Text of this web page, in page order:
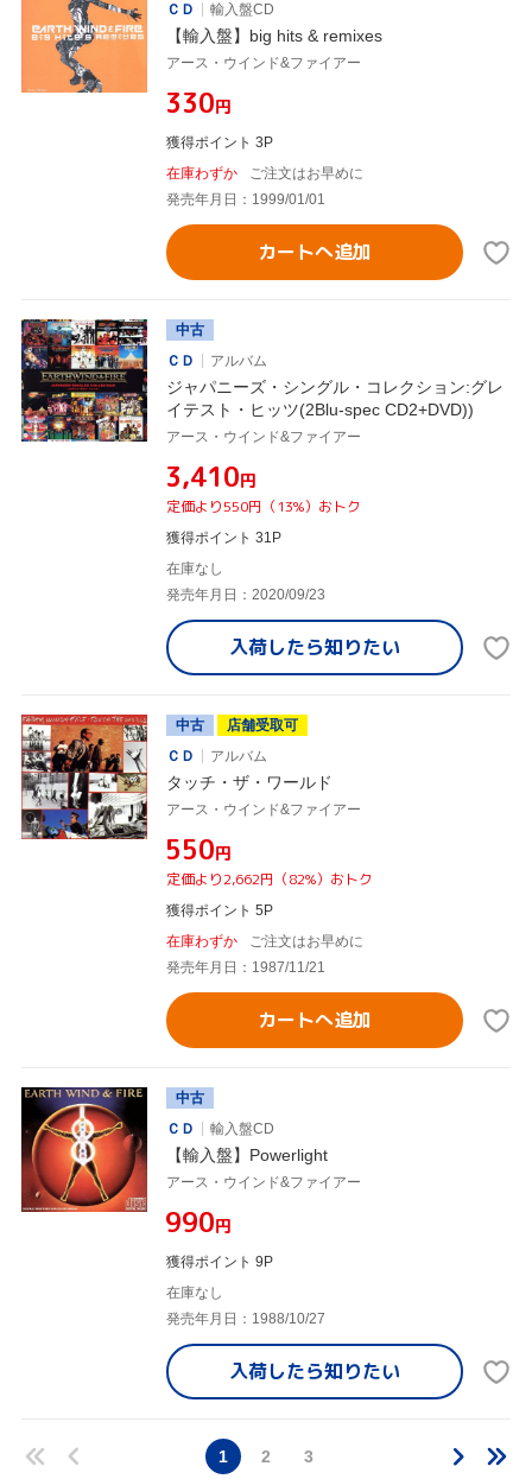
ＣＤ
輸入盤CD
【輸入盤】big hits & remixes
アース・ウインド&ファイアー
¥330円
獲得ポイント 3P
在庫わずか
ご注文はお早めに
発売年月日：1999/01/01
カートへ追加
中古
ＣＤ
アルバム
ジャパニーズ・シングル・コレクション:グレ
イテスト・ヒッツ(2Blu-spec CD2+DVD))
アース・ウインド&ファイアー
¥3,410円
定価より550円（13%）おトク
獲得ポイント 31P
在庫なし
発売年月日：2020/09/23
入荷したら知りたい
中古
店舗受取可
ＣＤ
アルバム
タッチ・ザ・ワールド
アース・ウインド&ファイアー
¥550円
定価より2,662円（82%）おトク
獲得ポイント 5P
在庫わずか
ご注文はお早めに
発売年月日：1987/11/21
カートへ追加
中古
ＣＤ
輸入盤CD
【輸入盤】Powerlight
アース・ウインド&ファイアー
¥990円
獲得ポイント 9P
在庫なし
発売年月日：1988/10/27
入荷したら知りたい
1 2 3